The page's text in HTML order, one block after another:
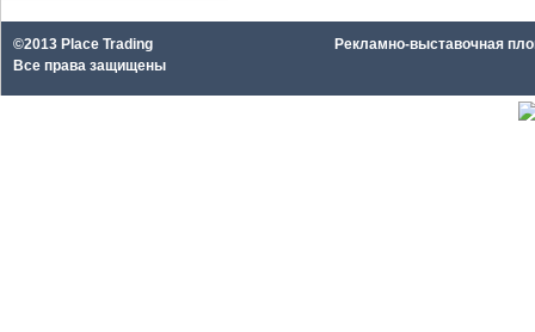
©2013 Place Trading
Все права защищены
Рекламно-выставочная